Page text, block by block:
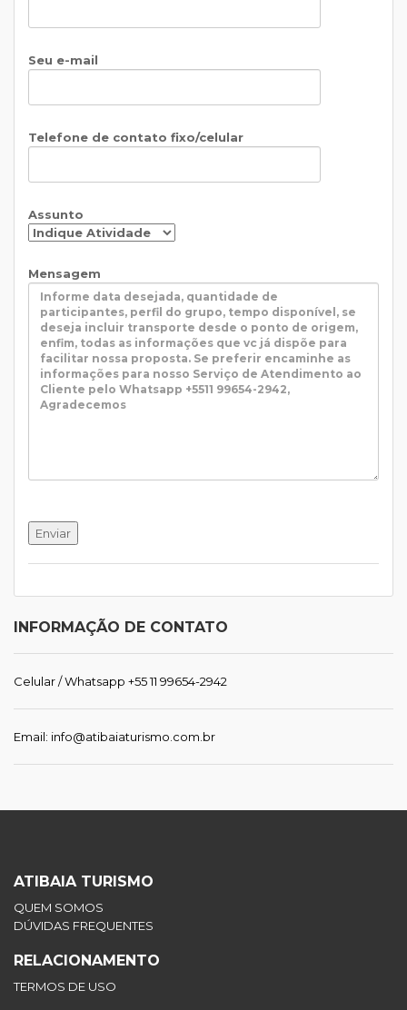
Seu e-mail
Telefone de contato fixo/celular
Assunto
Mensagem
INFORMAÇÃO DE CONTATO
Celular / Whatsapp +55 11 99654-2942
Email: info@atibaiaturismo.com.br
ATIBAIA TURISMO
QUEM SOMOS
DÚVIDAS FREQUENTES
RELACIONAMENTO
TERMOS DE USO